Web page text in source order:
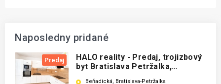
Naposledny pridané
Predaj
HALO reality - Predaj, trojizbový
byt Bratislava Petržalka,
Beňadická, Bratislava-Petržalka